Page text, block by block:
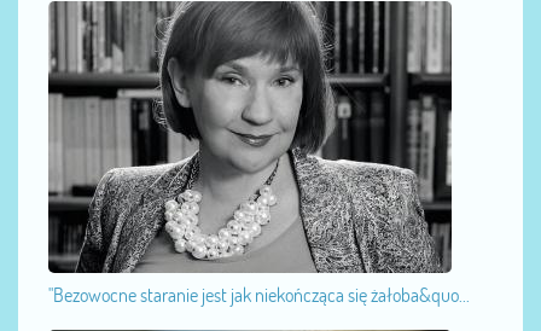
"Bezowocne staranie jest jak niekończąca się żałoba&quo...